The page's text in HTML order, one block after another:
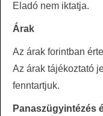
Eladó nem iktatja.
Árak
Az árak forintban
Az árak tájékoztató
fenntartjuk.
Panaszügyintézés